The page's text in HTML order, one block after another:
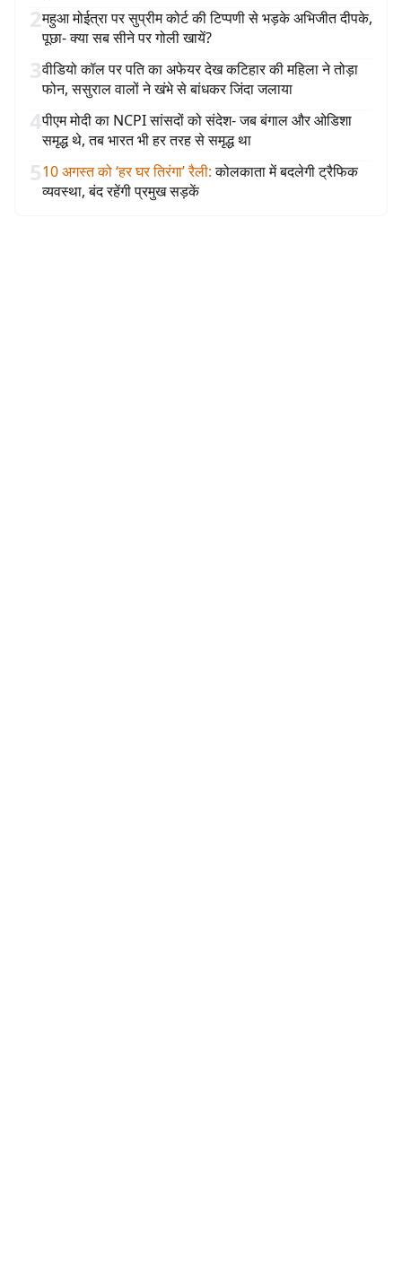
2महुआ मोईत्रा पर सुप्रीम कोर्ट की टिप्पणी से भड़के अभिजीत दीपके,
पूछा- क्या सब सीने पर गोली खायें?
3वीडियो कॉल पर पति का अफेयर देख कटिहार की महिला ने तोड़ा
फोन, ससुराल वालों ने खंभे से बांधकर जिंदा जलाया
4पीएम मोदी का NCPI सांसदों को संदेश- जब बंगाल और ओडिशा
समृद्ध थे, तब भारत भी हर तरह से समृद्ध था
510 अगस्त को ‘हर घर तिरंगा’ रैली: कोलकाता में बदलेगी ट्रैफिक
व्यवस्था, बंद रहेंगी प्रमुख सड़कें